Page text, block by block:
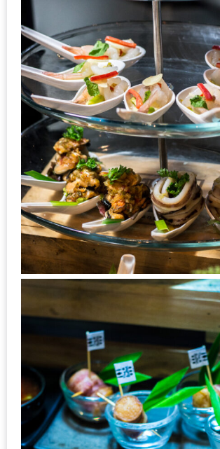
บาท
ชี้
เบาะแส
ความ
อร่อย
ตาม
รอย
น้า
อ้วน
ชวน
หิว
อ้วน
ติดต่อ
น้า
อ้วน
น้า